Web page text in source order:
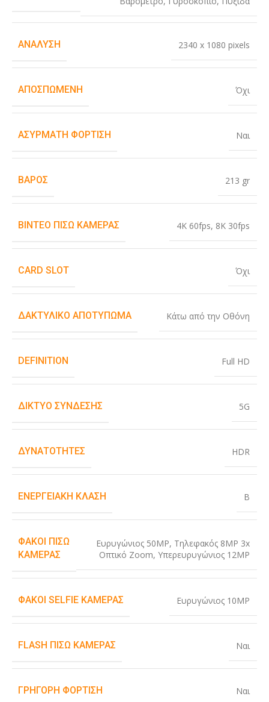
ΑΝΆΛΥΣΗ 2340 x 1080 pixels
ΑΠΟΣΠΏΜΕΝΗ Όχι
ΑΣΎΡΜΑΤΗ ΦΌΡΤΙΣΗ Ναι
ΒΆΡΟΣ 213 gr
ΒΊΝΤΕΟ ΠΊΣΩ ΚΆΜΕΡΑΣ 4K 60fps, 8K 30fps
CARD SLOT Όχι
ΔΑΚΤΥΛΙΚΌ ΑΠΟΤΎΠΩΜΑ Κάτω από την Οθόνη
DEFINITION Full HD
ΔΊΚΤΥΟ ΣΎΝΔΕΣΗΣ 5G
ΔΥΝΑΤΌΤΗΤΕΣ HDR
ΕΝΕΡΓΕΙΑΚΉ ΚΛΆΣΗ B
ΦΑΚΟΊ ΠΊΣΩ
ΚΆΜΕΡΑΣ
Ευρυγώνιος 50MP, Τηλεφακός 8MP 3x
Οπτικό Zoom, Υπερευρυγώνιος 12MP
ΦΑΚΟΊ SELFIE ΚΆΜΕΡΑΣ Ευρυγώνιος 10MP
FLASH ΠΊΣΩ ΚΆΜΕΡΑΣ Ναι
ΓΡΉΓΟΡΗ ΦΌΡΤΙΣΗ Ναι